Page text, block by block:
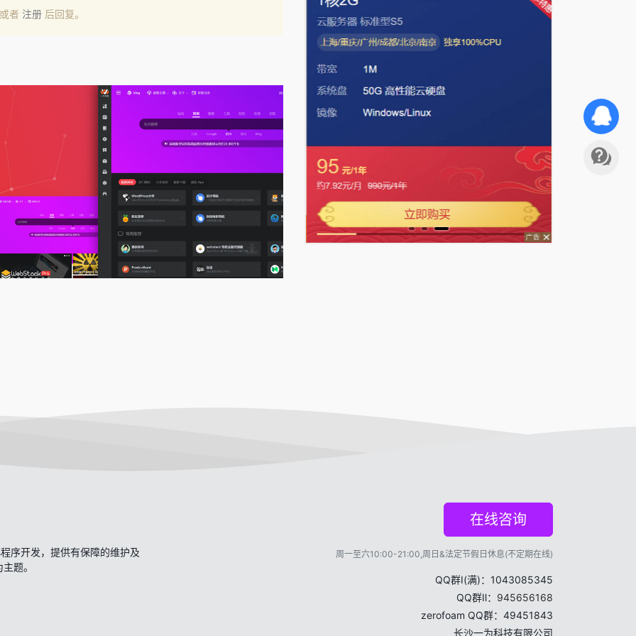
者 注册 后回复。
序开发，提供有保障的维护及
题。
在线咨询
周一至六10:00-21:00,周日&法定节假日休息(不定期在线)
QQ群Ⅰ(满)：1043085345
QQ群Ⅱ： 945656168
zerofoam QQ群：49451843
长沙一为科技有限公司